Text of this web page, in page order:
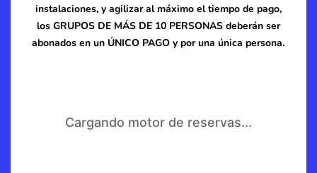
instalaciones, y agilizar al máximo el tiempo de pago,
los GRUPOS DE MÁS DE 10 PERSONAS deberán ser
abonados en un ÚNICO PAGO y por una única persona.
Cargando motor de reservas...